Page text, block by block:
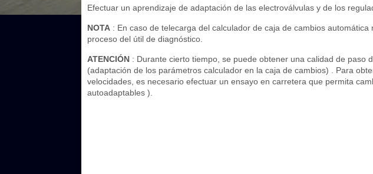
Efectuar un aprendizaje de adaptación de las electroválvulas y de los
NOTA : En caso de telecarga del calculador de caja de cambios
proceso del útil de diagnóstico.
ATENCIÓN : Durante cierto tiempo, se puede obtener una calidad de paso
(adaptación de los parámetros calculador en la caja de cambios) . Para
velocidades, es necesario efectuar un ensayo en carretera que permita
autoadaptables ).